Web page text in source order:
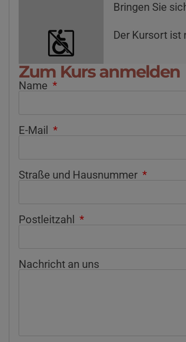
Bringen Sie
Der Kursort ist
Zum Kurs anmelden
Name
E-Mail
Straße und Hausnummer
Postleitzahl
Nachricht an uns